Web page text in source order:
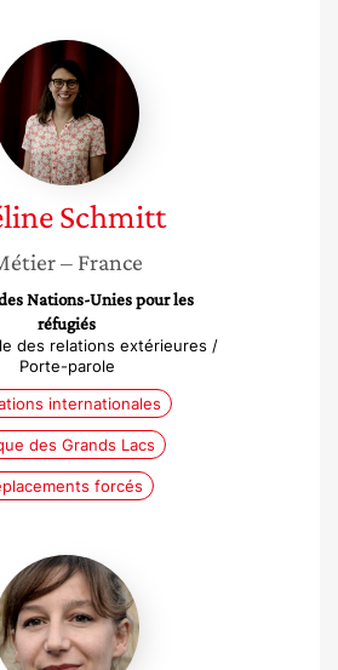
Céline
Schmitt
Schmitt
– France
Nations-Unies pour les
réfugiés
des relations extérieures /
Porte-parole
internationales
des Grands Lacs
forcés
Pauline
Chabbert